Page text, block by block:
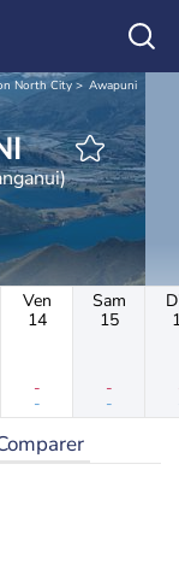
North City Awapuni
Ven
14
-
-
Sam
15
-
-